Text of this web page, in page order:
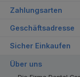
Zahlungsarten
Geschäftsadresse
Sicher Einkaufen
Über uns